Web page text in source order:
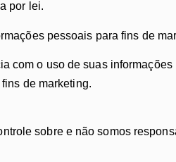
por lei.
pessoais para fins de
com o uso de suas
de marketing.
sobre e não somos